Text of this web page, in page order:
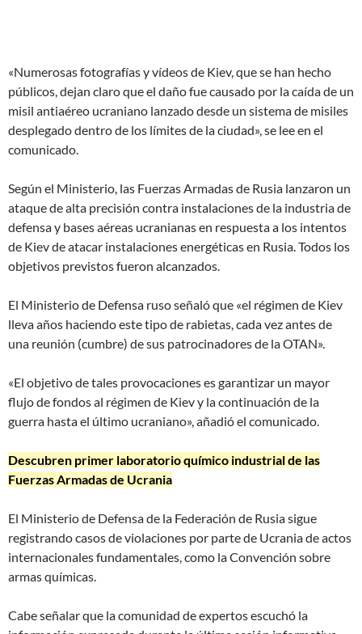
«Numerosas fotografías y vídeos de Kiev, que se han hecho
públicos, dejan claro que el daño fue causado por la caída de un
misil antiaéreo ucraniano lanzado desde un sistema de misiles
desplegado dentro de los límites de la ciudad», se lee en el
comunicado.
Según el Ministerio, las Fuerzas Armadas de Rusia lanzaron un
ataque de alta precisión contra instalaciones de la industria de
defensa y bases aéreas ucranianas en respuesta a los intentos
de Kiev de atacar instalaciones energéticas en Rusia. Todos los
objetivos previstos fueron alcanzados.
El Ministerio de Defensa ruso señaló que «el régimen de Kiev
lleva años haciendo este tipo de rabietas, cada vez antes de
una reunión (cumbre) de sus patrocinadores de la OTAN».
«El objetivo de tales provocaciones es garantizar un mayor
flujo de fondos al régimen de Kiev y la continuación de la
guerra hasta el último ucraniano», añadió el comunicado.
Descubren primer laboratorio químico industrial de las
Fuerzas Armadas de Ucrania
El Ministerio de Defensa de la Federación de Rusia sigue
registrando casos de violaciones por parte de Ucrania de actos
internacionales fundamentales, como la Convención sobre
armas químicas.
Cabe señalar que la comunidad de expertos escuchó la